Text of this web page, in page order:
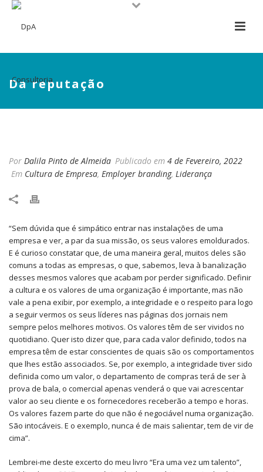
Da reputação
Por Dalila Pinto de Almeida Publicado em 4 de Fevereiro, 2022
Em Cultura de Empresa, Employer branding, Liderança
“Sem dúvida que é simpático entrar nas instalações de uma
empresa e ver, a par da sua missão, os seus valores emoldurados.
E é curioso constatar que, de uma maneira geral, muitos deles são
comuns a todas as empresas, o que, sabemos, leva à banalização
desses mesmos valores que acabam por perder significado. Definir
a cultura e os valores de uma organização é importante, mas não
vale a pena exibir, por exemplo, a integridade e o respeito para logo
a seguir vermos os seus líderes nas páginas dos jornais nem
sempre pelos melhores motivos. Os valores têm de ser vividos no
quotidiano. Quer isto dizer que, para cada valor definido, todos na
empresa têm de estar conscientes de quais são os comportamentos
que lhes estão associados. Se, por exemplo, a integridade tiver sido
definida como um valor, o departamento de compras terá de ser à
prova de bala, o comercial apenas venderá o que vai acrescentar
valor ao seu cliente e os fornecedores receberão a tempo e horas.
Os valores fazem parte do que não é negociável numa organização.
São intocáveis. E o exemplo, nunca é de mais salientar, tem de vir de
cima”.
Lembrei-me deste excerto do meu livro “Era uma vez um talento”,